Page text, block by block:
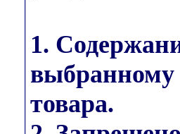
1.
выбранному
товара.